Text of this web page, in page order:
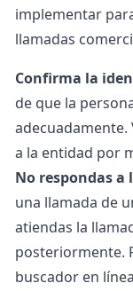
implementar
llamadas
Confirma la
de que la
a la entidad por
No respondas a
una llamada de
atiendas la
posteriormente.
buscador en